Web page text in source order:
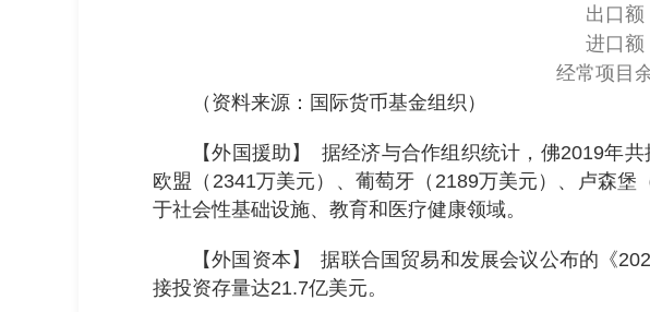
出口额
进口额
经常项目
（资料来源：国际货币基金组织）
【外国援助】 据经济与合作组织统计，佛2019年
欧盟（2341万美元）、葡萄牙（2189万美元）、卢森
于社会性基础设施、教育和医疗健康领域。
【外国资本】 据联合国贸易和发展会议公布的《
接投资存量达21.7亿美元。